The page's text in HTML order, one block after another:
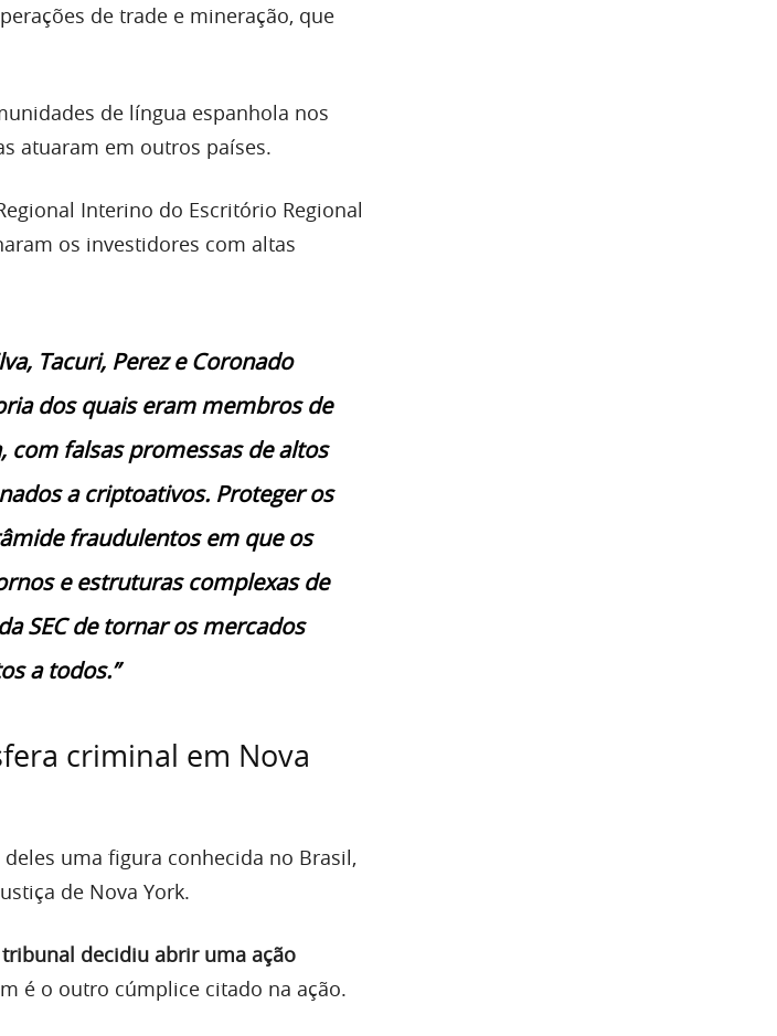
de trade e mineração, que
de língua espanhola nos
atuaram em outros países.
Interino do Escritório Regional
os investidores com altas
Tacuri, Perez e Coronado
dos quais eram membros de
com falsas promessas de altos
a criptoativos. Proteger os
fraudulentos em que os
e estruturas complexas de
SEC de tornar os mercados
a todos.”
criminal em Nova
uma figura conhecida no Brasil,
de Nova York.
decidiu abrir uma ação
é o outro cúmplice citado na ação.